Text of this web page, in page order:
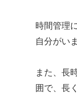
時間管理
自分がい
また、長
囲で、長